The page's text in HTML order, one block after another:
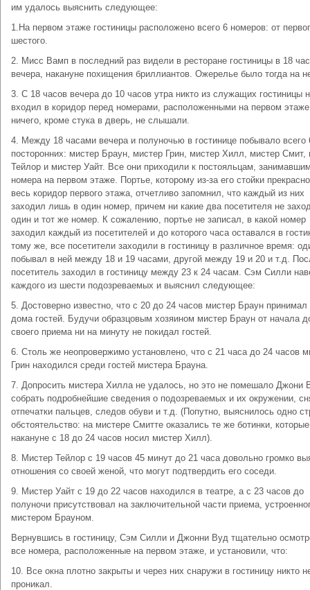
им удалось выяснить следующее:
1.На первом этаже гостиницы расположено всего 6 номеров: от
шестого.
2. Мисс Вамп в последний раз видели в ресторане гостиницы в 18
вечера, накануне похищения бриллиантов. Ожерелье было тогда на
3. С 18 часов вечера до 10 часов утра никто из служащих гостиницы
входил в коридор перед номерами, расположенными на первом
ничего, кроме стука в дверь, не слышали.
4. Между 18 часами вечера и полуночью в гостинице побывало всего
посторонних: мистер Браун, мистер Грин, мистер Хилл, мистер Смит,
Тейлор и мистер Уайт. Все они приходили к постояльцам,
номера на первом этаже. Портье, которому из-за его стойки
весь коридор первого этажа, отчетливо запомнил, что каждый из них
заходил лишь в один номер, причем ни какие два посетителя не
один и тот же номер. К сожалению, портье не записал, в какой номер
заходил каждый из посетителей и до которого часа оставался в
тому же, все посетители заходили в гостиницу в различное время:
побывал в ней между 18 и 19 часами, другой между 19 и 20 и т.д.
посетитель заходил в гостиницу между 23 к 24 часам. Сэм Силли
каждого из шести подозреваемых и выяснил следующее:
5. Достоверно известно, что с 20 до 24 часов мистер Браун принимал
дома гостей. Будучи образцовым хозяином мистер Браун от начала
своего приема ни на минуту не покидал гостей.
6. Столь же неопровержимо установлено, что с 21 часа до 24 часов
Грин находился среди гостей мистера Брауна.
7. Допросить мистера Хилла не удалось, но это не помешало Джони
собрать подробнейшие сведения о подозреваемых и их окружении,
отпечатки пальцев, следов обуви и т.д. (Попутно, выяснилось одно
обстоятельство: на мистере Смитте оказались те же ботинки, которые
накануне с 18 до 24 часов носил мистер Хилл).
8. Мистер Тейлор с 19 часов 45 минут до 21 часа довольно громко
отношения со своей женой, что могут подтвердить его соседи.
9. Мистер Уайт с 19 до 22 часов находился в театре, а с 23 часов до
полуночи присутствовал на заключительной части приема,
мистером Брауном.
Вернувшись в гостиницу, Сэм Силли и Джонни Вуд тщательно
все номера, расположенные на первом этаже, и установили, что:
10. Все окна плотно закрыты и через них снаружи в гостиницу никто
проникал.